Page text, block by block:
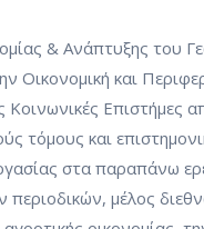
& Ανάπτυξης του
Οικονομική και
Επιστήμες
τόμους και
στα παραπάνω
μέλος